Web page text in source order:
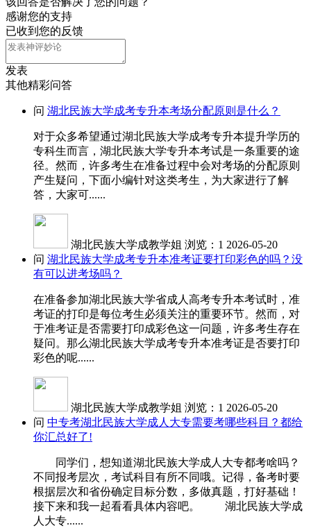
感谢您的支持
已收到您的反馈
发表
其他精彩问答
问 湖北民族大学成考专升本考场分配原则是什么？
对于众多希望通过湖北民族大学成考专升本提升学历的
专科生而言，湖北民族大学专升本考试是一条重要的途
径。然而，许多考生在准备过程中会对考场的分配原则
产生疑问，下面小编针对这类考生，为大家进行了解
答，大家可......
湖北民族大学成教学姐 浏览：1 2026-05-20
问 湖北民族大学成考专升本准考证要打印彩色的吗？没
有可以进考场吗？
在准备参加湖北民族大学省成人高考专升本考试时，准
考证的打印是每位考生必须关注的重要环节。然而，对
于准考证是否需要打印成彩色这一问题，许多考生存在
疑问。那么湖北民族大学成考专升本准考证是否要打印
彩色的呢......
湖北民族大学成教学姐 浏览：1 2026-05-20
问 中专考湖北民族大学成人大专需要考哪些科目？都给
你汇总好了!
同学们，想知道湖北民族大学成人大专都考啥吗？
不同报考层次，考试科目有所不同哦。记得，备考时要
根据层次和省份确定目标分数，多做真题，打好基础！
接下来和我一起看看具体内容吧。 湖北民族大学成
人大专......